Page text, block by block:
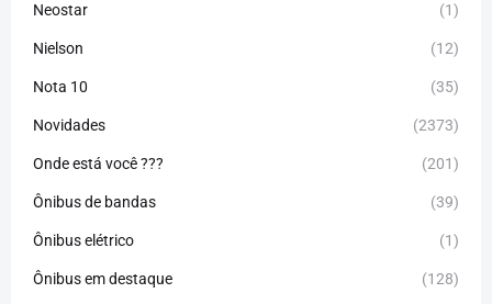
Neostar (1)
Nielson (12)
Nota 10 (35)
Novidades (2373)
Onde está você ??? (201)
Ônibus de bandas (39)
Ônibus elétrico (1)
Ônibus em destaque (128)